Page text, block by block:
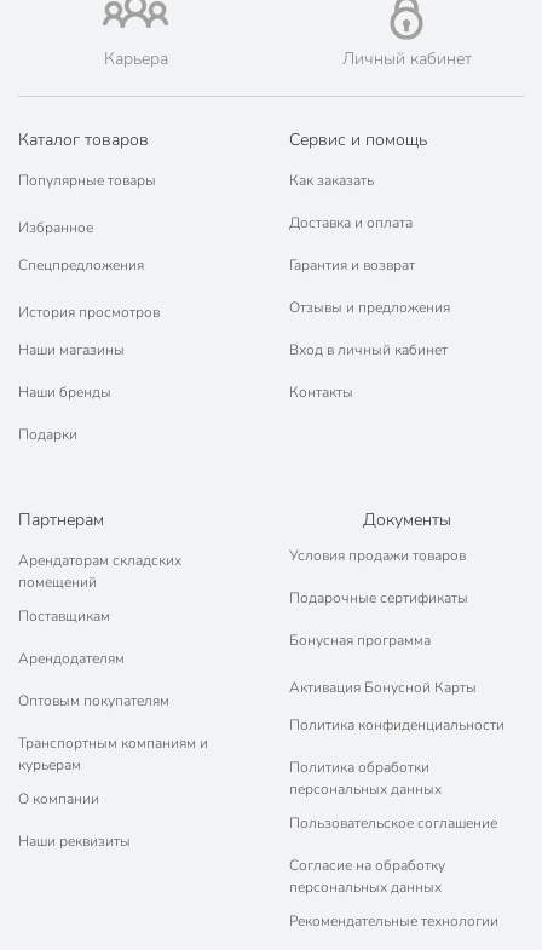
Карьера Личный кабинет
Каталог товаров
Популярные товары
Избранное
Спецпредложения
История просмотров
Наши магазины
Наши бренды
Подарки
Сервис и помощь
Как заказать
Доставка и оплата
Гарантия и возврат
Отзывы и предложения
Вход в личный кабинет
Контакты
Партнерам
Арендаторам складских
помещений
Поставщикам
Арендодателям
Оптовым покупателям
Транспортным компаниям и
курьерам
О компании
Наши реквизиты
Документы
Условия продажи товаров
Подарочные сертификаты
Бонусная программа
Активация Бонусной Карты
Политика конфиденциальности
Политика обработки
персональных данных
Пользовательское соглашение
Согласие на обработку
персональных данных
Рекомендательные технологии